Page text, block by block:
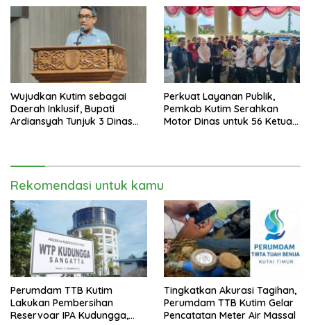
Wujudkan Kutim sebagai
Daerah Inklusif, Bupati
Ardiansyah Tunjuk 3 Dinas
Perkuat Layanan Publik,
Pemkab Kutim Serahkan
Motor Dinas untuk 56 Ketua
Rekomendasi untuk kamu
Perumdam TTB Kutim
Lakukan Pembersihan
Reservoar IPA Kudungga,
Tingkatkan Akurasi Tagihan,
Perumdam TTB Kutim Gelar
Pencatatan Meter Air Massal